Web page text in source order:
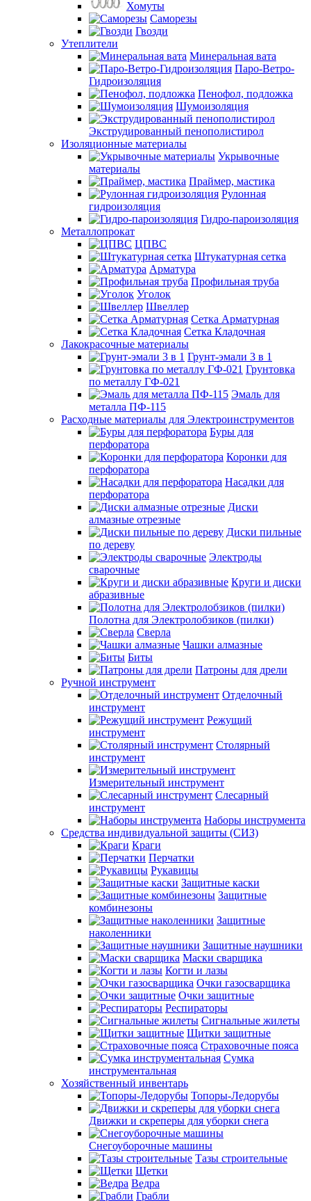
Хомуты
Саморезы
Гвозди
Утеплители
Минеральная вата
Паро-Ветро-
Гидроизоляция
Пенофол, подложка
Шумоизоляция
Экструдированный пенополистирол
Изоляционные материалы
Укрывочные
материалы
Праймер, мастика
Рулонная
гидроизоляция
Гидро-пароизоляция
Металлопрокат
ЦПВС
Штукатурная сетка
Арматура
Профильная труба
Уголок
Швеллер
Сетка Арматурная
Сетка Кладочная
Лакокрасочные материалы
Грунт-эмали 3 в 1
Грунтовка
по металлу ГФ-021
Эмаль для
металла ПФ-115
Расходные материалы для Электроинструментов
Буры для
перфоратора
Коронки для
перфоратора
Насадки для
перфоратора
Диски
алмазные отрезные
Диски пильные
по дереву
Электроды
сварочные
Круги и диски
абразивные
Полотна для Электролобзиков (пилки)
Сверла
Чашки алмазные
Биты
Патроны для дрели
Ручной инструмент
Отделочный
инструмент
Режущий
инструмент
Столярный
инструмент
Измерительный инструмент
Слесарный
инструмент
Наборы инструмента
Средства индивидуальной защиты (СИЗ)
Краги
Перчатки
Рукавицы
Защитные каски
Защитные
комбинезоны
Защитные
наколенники
Защитные наушники
Маски сварщика
Когти и лазы
Очки газосварщика
Очки защитные
Респираторы
Сигнальные жилеты
Щитки защитные
Страховочные пояса
Сумка
инструментальная
Хозяйственный инвентарь
Топоры-Ледорубы
Движки и скреперы для уборки снега
Снегоуборочные машины
Тазы строительные
Щетки
Ведра
Грабли